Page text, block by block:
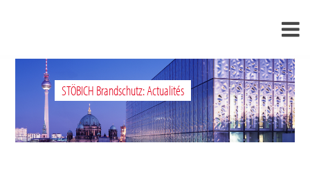
›
›
À propos de nous
›
Solutions
STÖBICH Brandschutz: Actualités